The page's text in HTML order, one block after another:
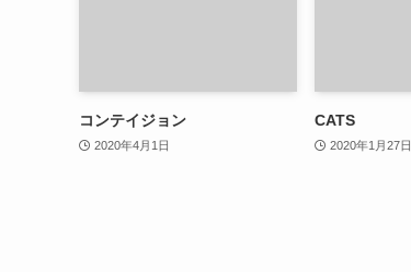
コンテイジョン
2020年4月1日
CATS
2020年1月27日